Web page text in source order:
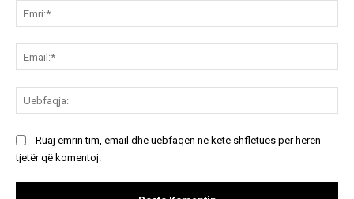
Ruaj emrin tim, email dhe uebfaqen në këtë shfletues për herën
tjetër që komentoj.